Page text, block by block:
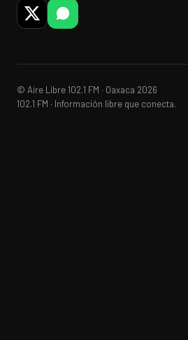
© Aire Libre 102.1 FM · Oaxaca 2026
102.1 FM · Información libre que conecta.